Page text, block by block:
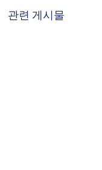
관련 게시물